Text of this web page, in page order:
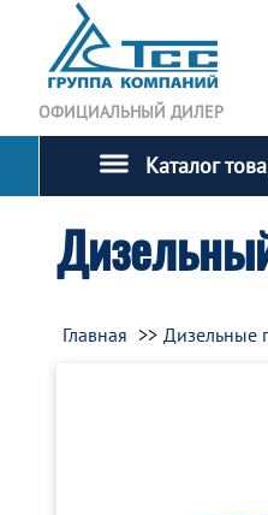
ОФИЦИАЛЬНЫЙ ДИЛЕР
Каталог
Главная Дизельные